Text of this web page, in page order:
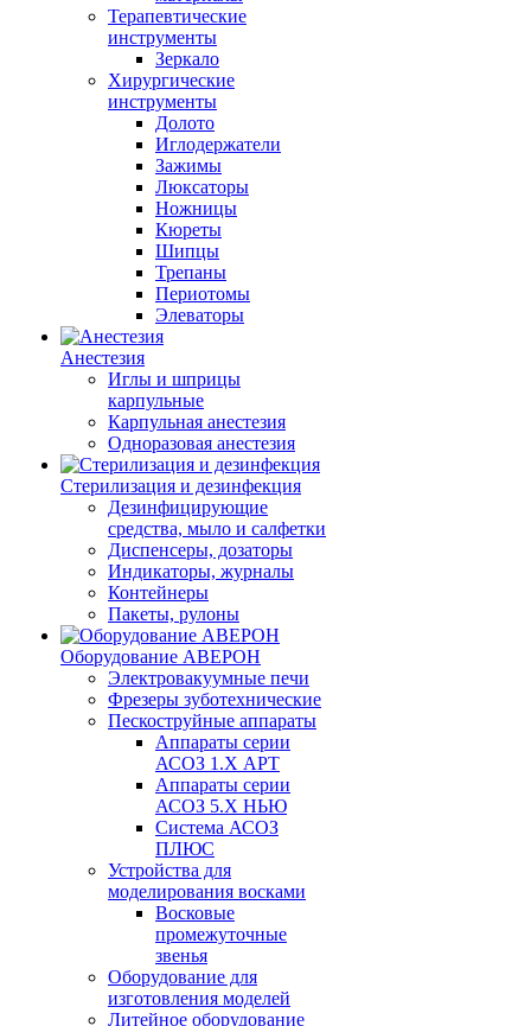
Терапевтические
инструменты
Зеркало
Хирургические
инструменты
Долото
Иглодержатели
Зажимы
Люксаторы
Ножницы
Кюреты
Шипцы
Трепаны
Периотомы
Элеваторы
Анестезия
Иглы и шприцы
карпульные
Карпульная анестезия
Одноразовая анестезия
Стерилизация и дезинфекция
Дезинфицирующие
средства, мыло и салфетки
Диспенсеры, дозаторы
Индикаторы, журналы
Контейнеры
Пакеты, рулоны
Оборудование АВЕРОН
Электровакуумные печи
Фрезеры зуботехнические
Пескоструйные аппараты
Аппараты серии
АСОЗ 1.Х АРТ
Аппараты серии
АСОЗ 5.Х НЬЮ
Система АСОЗ
ПЛЮС
Устройства для
моделирования восками
Восковые
промежуточные
звенья
Оборудование для
изготовления моделей
Литейное оборудование